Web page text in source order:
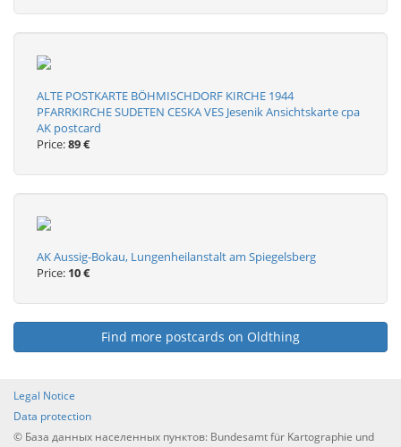
ALTE POSTKARTE BÖHMISCHDORF KIRCHE 1944
PFARRKIRCHE SUDETEN CESKA VES Jesenik Ansichtskarte cpa
AK postcard
Price:89 €
AK Aussig-Bokau, Lungenheilanstalt am Spiegelsberg
Price: 10 €
Find more postcards on Oldthing
Legal Notice
Data protection
© База данных населенных пунктов: Bundesamt für Kartographie und